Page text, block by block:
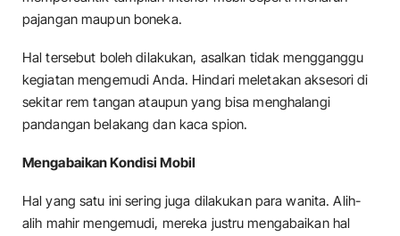
pajangan maupun boneka.
Hal tersebut boleh dilakukan, asalkan tidak mengganggu
kegiatan mengemudi Anda. Hindari meletakan aksesori di
sekitar rem tangan ataupun yang bisa menghalangi
pandangan belakang dan kaca spion.
Mengabaikan Kondisi Mobil
Hal yang satu ini sering juga dilakukan para wanita. Alih-
alih mahir mengemudi, mereka justru mengabaikan hal